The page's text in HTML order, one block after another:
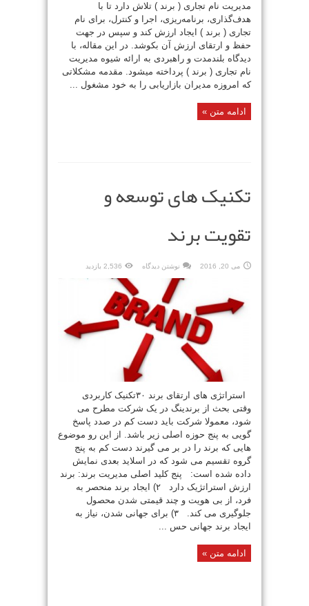
مدیریت نام تجاری ( برند ) تلاش دارد تا با
هدف‌گذاری، برنامه‌ریزی، اجرا و کنترل، برای نام
تجاری ( برند ) ایجاد ارزش کند و سپس در جهت
حفظ و ارتقای ارزش آن بکوشد. در این مقاله، با
دیدگاه بلند‌مدت و راهبردی به ارائه شیوه مدیریت
نام تجاری ( برند ) پرداخته‌ میشود. مقدمه مشکلاتی
که امروزه مدیران بازاریابی را به خود مشغول ...
ادامه متن »
تکنیک های توسعه و
تقویت برند
می 20, 2016 نوشتن دیدگاه 2,536 بازدید
استراتژی های ارتقای برند ۳۰تکنیک کاربردی
وقتی بحث از برندینگ در یک شرکت مطرح می
شود، معمولا شرکت باید دست کم در صدد پاسخ
گویی به پنج حوزه اصلی زیر باشد. از این رو موضوع
هایی که برند را در بر می گیرند دست کم به پنج
گروه تقسیم می شود که در اسلاید بعدی نمایش
داده شده است: پنج کلید اصلی مدیریت برند: برند
ارزش استراتژیک دارد ۲) ایجاد برند منحصر به
فرد، از بی هویت و چند قیمتی شدن محصول
جلوگیری می کند. ۳) برای جهانی شدن، نیاز به
ایجاد برند جهانی حس ...
ادامه متن »